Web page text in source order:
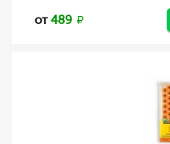
от489